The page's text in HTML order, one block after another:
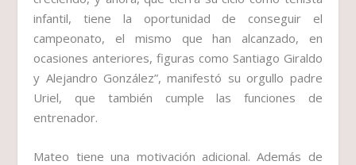
infantil, tiene la oportunidad de conseguir el
campeonato, el mismo que han alcanzado, en
ocasiones anteriores, figuras como Santiago Giraldo
y Alejandro González”, manifestó su orgullo padre
Uriel, que también cumple las funciones de
entrenador.
Mateo tiene una motivación adicional. Además de